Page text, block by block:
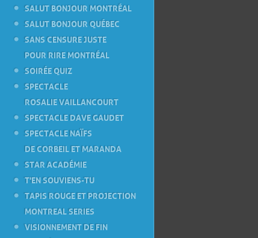
SALUT BONJOUR MONTRÉAL
SALUT BONJOUR QUÉBEC
SANS CENSURE JUSTE
POUR RIRE MONTRÉAL
SOIRÉE QUIZ
SPECTACLE
ROSALIE VAILLANCOURT
SPECTACLE DAVE GAUDET
SPECTACLE NAÏFS
DE CORBEIL ET MARANDA
STAR ACADÉMIE
T'EN SOUVIENS-TU
TAPIS ROUGE ET PROJECTION
MONTREAL SERIES
VISIONNEMENT DE FIN